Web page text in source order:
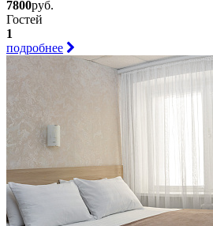
7800руб.
Гостей
1
подробнее